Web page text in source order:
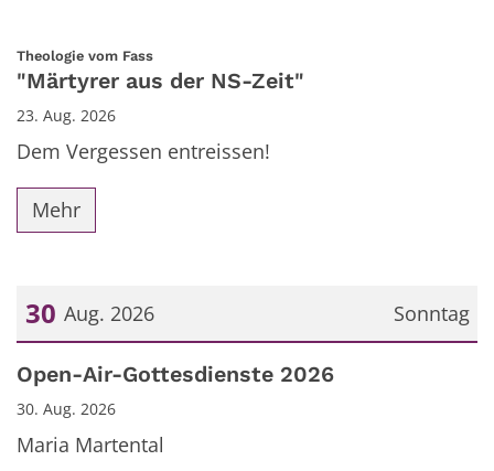
Theologie vom Fass:
"Märtyrer aus der NS-Zeit"
23. Aug. 2026
Dem Vergessen entreissen!
Mehr
Sonntag
30 Aug. 2026
Datum: 30. August 2026
Open-Air-Gottesdienste 2026
30. Aug. 2026
Maria Martental